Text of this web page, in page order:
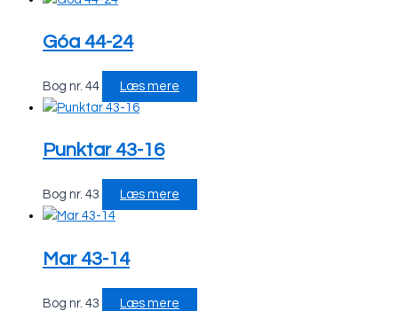
Góa 44-24
Bog nr. 44 Læs mere
Punktar 43-16
Bog nr. 43 Læs mere
Mar 43-14
Bog nr. 43 Læs mere